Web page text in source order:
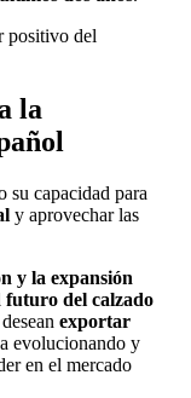
positivo del
la
su capacidad para
y aprovechar las
y la expansión
futuro del calzado
exportar
evolucionando y
en el mercado